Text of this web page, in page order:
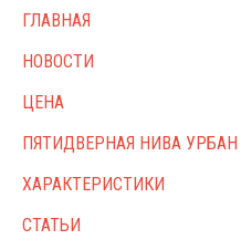
ГЛАВНАЯ
НОВОСТИ
ЦЕНА
ПЯТИДВЕРНАЯ НИВА УРБАН
ХАРАКТЕРИСТИКИ
СТАТЬИ